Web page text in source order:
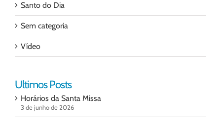
Santo do Dia
Sem categoria
Vídeo
Ultimos Posts
Horários da Santa Missa
3 de junho de 2026